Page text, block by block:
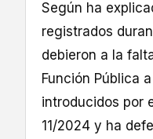
Según ha
registrados
debieron a la
Función Pública
introducidos por
11/2024 y ha